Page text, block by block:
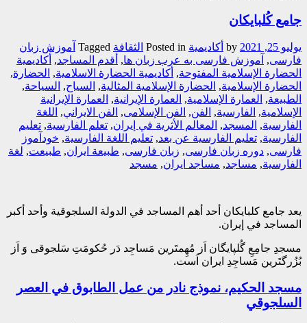
جامع کُلبایکان
يوليو 25, 2021 أکادیمیة Posted in الثقافة Tagged آموزش زبان
فارسی, آموزش فارسی به عرب زبان ها, أقدم المساجد, أکادیمیة
الحضارة الإسلامیة المفتوحة, أکادیمیة الحضارة الاسلامیة, الحضارة,
الحضارة الإسلامية, الحضارة الإسلامية المثالية, السیاح, السیاحة,
الطبیعة, العمارة الإسلامیة, العمارة الإیرانیة, العمارة الإیرانیة
الإسلامیة, الفارسیة, الفن, الفن الإسلامی, الفن الایراني, اللغة
الفارسیة, المسجد, المعالم الأثریة في إیران, تعلم الفارسیة, تعلیم
الفارسیة, تعلیم الفارسیة عن بعد, تعلیم اللغة الفارسیة, خودآموز
فارسی, دوره زبان فارسی, زبان فارسی, طبیعة ایران, طبیعت, لغة
الفارسیة, مساجد, مساجد ایران, مسجد
يعد جامع كلبايكان أحد أهم المساجد في الدولة السلجوقية وأحد أكبر
المساجد في إيران.
مسجدِ جامِعِ گُلپایگان اَز مُهِمتَرین مَساجِد دَر حُکومَتِ سَلجوقی وَ اَز
بُزُرگتَرین مَساجِدِ ایران اَست.
مسجد الحکیم، نموذج نادر من عمل الطابوق في العصر
السلجوقي